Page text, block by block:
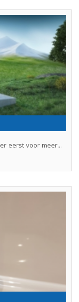
eerst voor meer...